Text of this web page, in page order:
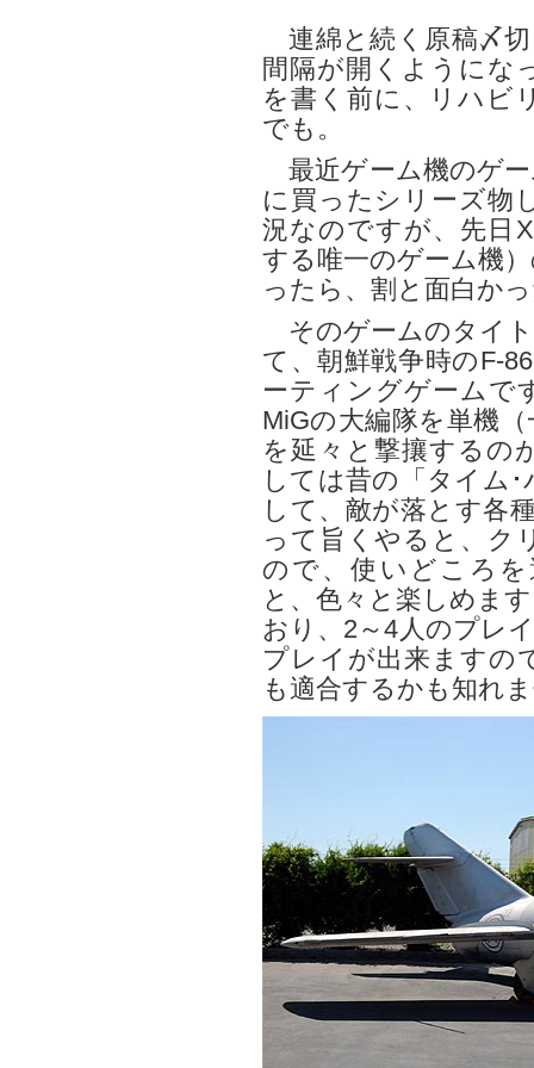
連綿と続く原稿〆
間隔が開くようにな
を書く前に、リハビ
でも。
最近ゲーム機のゲー
に買ったシリーズ物
況なのですが、先日
する唯一のゲーム機
ったら、割と面白か
そのゲームのタイト
て、朝鮮戦争時のF-
ーティングゲームで
MiGの大編隊を単機
を延々と撃攘するの
しては昔の「タイム
して、敵が落とす各
って旨くやると、ク
ので、使いどころ
と、色々と楽しめま
おり、2～4人のプレ
プレイが出来ますの
も適合するかも知れ